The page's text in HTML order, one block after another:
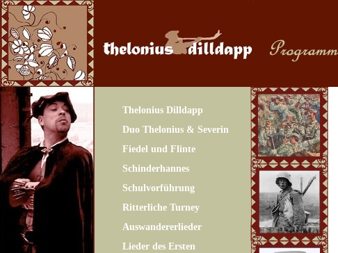
Thelonius Dilldapp
Duo Thelonius & Severin
Fiedel und Flinte
Schinderhannes
Schulvorführung
Ritterliche Turney
Auswandererlieder
Lieder des Ersten